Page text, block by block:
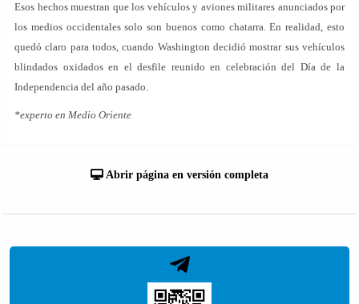
Esos hechos muestran que los vehículos y aviones militares anunciados por
los medios occidentales solo son buenos como chatarra. En realidad, esto
quedó claro para todos, cuando Washington decidió mostrar sus vehículos
blindados oxidados en el desfile reunido en celebración del Día de la
Independencia del año pasado.
*experto en Medio Oriente
Abrir página en versión completa